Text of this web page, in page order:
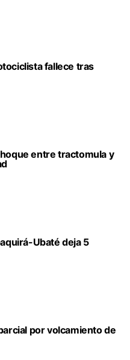
fallece tras
entre tractomula y
Ubaté deja 5
por volcamiento de